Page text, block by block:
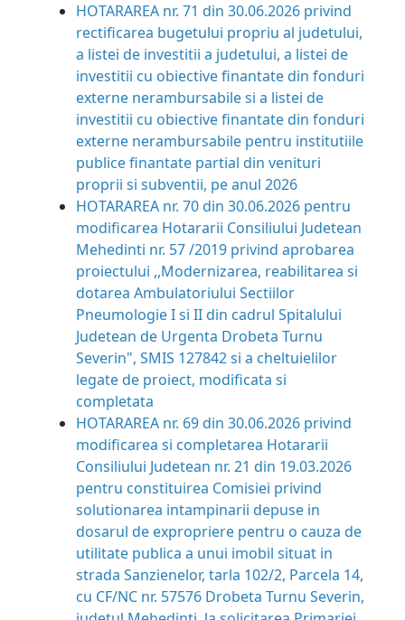
HOTARAREA nr. 71 din 30.06.2026 privind
rectificarea bugetului propriu al judetului,
a listei de investitii a judetului, a listei de
investitii cu obiective finantate din fonduri
externe nerambursabile si a listei de
investitii cu obiective finantate din fonduri
externe nerambursabile pentru institutiile
publice finantate partial din venituri
proprii si subventii, pe anul 2026
HOTARAREA nr. 70 din 30.06.2026 pentru
modificarea Hotararii Consiliului Judetean
Mehedinti nr. 57 /2019 privind aprobarea
proiectului ,,Modernizarea, reabilitarea si
dotarea Ambulatoriului Sectiilor
Pneumologie I si II din cadrul Spitalului
Judetean de Urgenta Drobeta Turnu
Severin", SMIS 127842 si a cheltuielilor
legate de proiect, modificata si
completata
HOTARAREA nr. 69 din 30.06.2026 privind
modificarea si completarea Hotararii
Consiliului Judetean nr. 21 din 19.03.2026
pentru constituirea Comisiei privind
solutionarea intampinarii depuse in
dosarul de expropriere pentru o cauza de
utilitate publica a unui imobil situat in
strada Sanzienelor, tarla 102/2, Parcela 14,
cu CF/NC nr. 57576 Drobeta Turnu Severin,